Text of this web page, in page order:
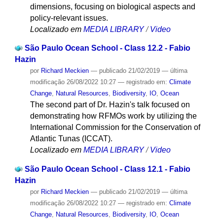
dimensions, focusing on biological aspects and
policy-relevant issues.
Localizado em MEDIA LIBRARY /Video
São Paulo Ocean School - Class 12.2 - Fabio
Hazin
por Richard Meckien — publicado21/02/2019 — última
modificação26/08/2022 10:27 — registrado em: Climate
Change, Natural Resources, Biodiversity, IO, Ocean
The second part of Dr. Hazin's talk focused on
demonstrating how RFMOs work by utilizing the
International Commission for the Conservation of
Atlantic Tunas (ICCAT).
Localizado em MEDIA LIBRARY /Video
São Paulo Ocean School - Class 12.1 - Fabio
Hazin
por Richard Meckien — publicado21/02/2019 — última
modificação26/08/2022 10:27 — registrado em: Climate
Change, Natural Resources, Biodiversity, IO, Ocean